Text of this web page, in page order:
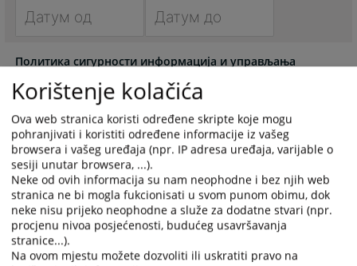
forward
to
interact
with
the
calendar
and
select
a
date.
Press
the
forward
to
interact
with
the
calendar
and
select
a
date.
the
Политика сигурности информација и управљања
судбеног и тужитељског вијећа Босне и Херцеговине
Korištenje kolačića
Ova web stranica koristi određene skripte koje mogu
pohranjivati i koristiti određene informacije iz vašeg
browsera i vašeg uređaja (npr. IP adresa uređaja, varijable o
sesiji unutar browsera, ...).
Neke od ovih informacija su nam neophodne i bez njih web
stranica ne bi mogla fukcionisati u svom punom obimu, dok
neke nisu prijeko neophodne a služe za dodatne stvari (npr.
procjenu nivoa posjećenosti, budućeg usavršavanja
stranice...).
Na ovom mjestu možete dozvoliti ili uskratiti pravo na